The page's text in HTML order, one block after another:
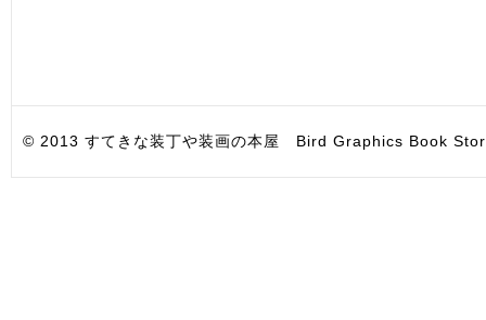
© 2013 すてきな装丁や装画の本屋 Bird Graphics Book